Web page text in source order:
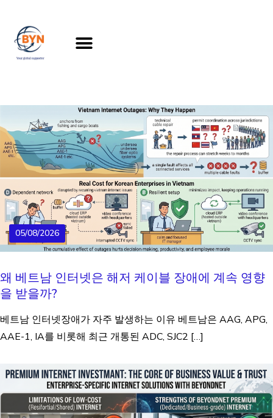
05/08/2026
왜 베트남 인터넷은 해저 케이블 장애에 계속 영향
을 받을까?
베트남 인터넷장애가 자주 발생하는 이유 베트남은 AAG, APG,
AAE-1, IA를 비롯해 최근 개통된 ADC, SJC2 […]